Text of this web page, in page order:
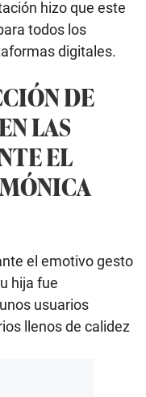
hizo que este
todos los
digitales.
DE
LAS
EL
el emotivo gesto
hija fue
usuarios
llenos de calidez